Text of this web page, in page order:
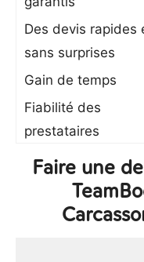
Des devis rapides
sans surprises
Gain de temps
Fiabilité des
prestataires
Faire une